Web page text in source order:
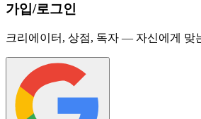
가입/로그인
크리에이터, 상점, 독자 — 자신에게 맞